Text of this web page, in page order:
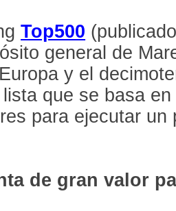
Top500
general de
y el
que se basa
para ejecutar un
de gran valor